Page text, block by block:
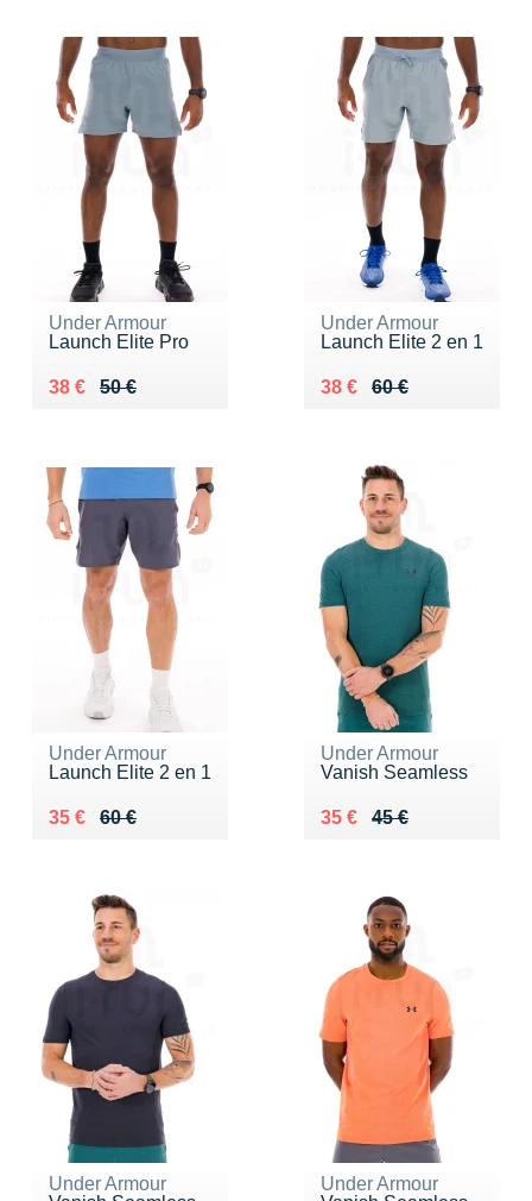
Under Armour
Launch Elite Pro
50 €
Au lieu de 50 €
38 €
Vendu 38 €
Under Armour
Launch Elite 2 en 1
60 €
Au lieu de 60 €
38 €
Vendu 38 €
Under Armour
Launch Elite 2 en 1
60 €
Au lieu de 60 €
35 €
Vendu 35 €
Under Armour
Vanish Seamless
45 €
Au lieu de 45 €
35 €
Vendu 35 €
Under Armour
Under Armour